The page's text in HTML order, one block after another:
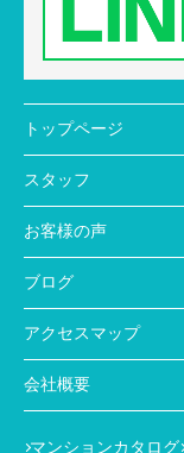
トップページ
スタッフ
お客様の声
ブログ
アクセスマップ
会社概要
マンションカタログ